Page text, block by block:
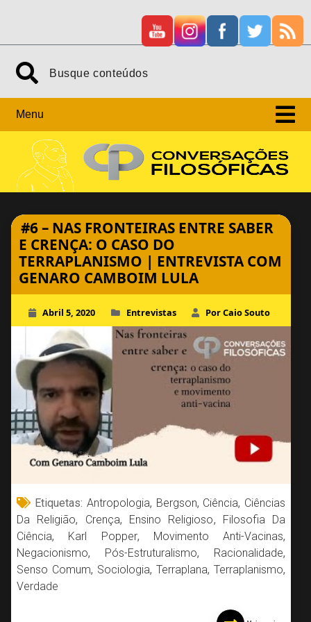
Search
Menu
#6 – NAS FRONTEIRAS ENTRE SABER
E CRENÇA: O CASO DO
TERRAPLANISMO | ENTREVISTA COM
GENARO CAMBOIM LULA
Abril 5, 2020 Entrevistas Por Caio Souto
Etiquetas: Antropologia, Bergson, Ciência, Ciências
Da Religião, Crença, Ensino Religioso, Filosofia Da
Ciência, Karl Popper, Movimento Anti-Vacinas,
Negacionismo, Pós-Estruturalismo, Racionalidade,
Senso Comum, Sociologia,Terraplana,Terraplanismo,
Verdade